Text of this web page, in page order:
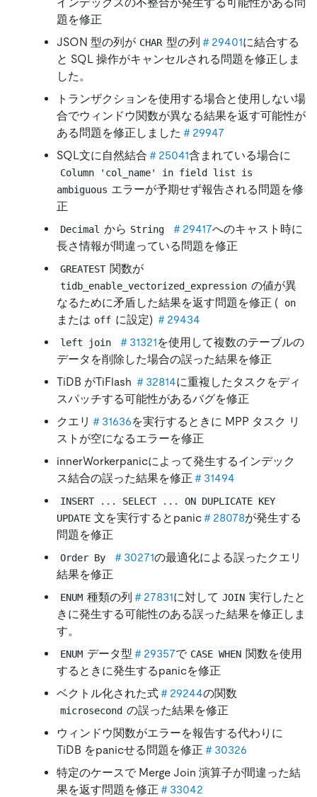
題を修正
JSON 型の列が CHAR 型の列 ＃29401に結合する
と SQL 操作がキャンセルされる問題を修正しま
した。
トランザクションを使用する場合と使用しない場
合でウィンドウ関数が異なる結果を返す可能性が
ある問題を修正しました ＃29947
SQL文に自然結合 ＃25041含まれている場合に
Column 'col_name' in field list is
ambiguous エラーが予期せず報告される問題を修
正
Decimal から String ＃29417へのキャスト時に
長さ情報が間違っている問題を修正
GREATEST 関数が
tidb_enable_vectorized_expression の値が異
なるために矛盾した結果を返す問題を修正 (
on
または off に設定) ＃29434
left join ＃31321を使用して複数のテーブルの
データを削除した場合の誤った結果を修正
TiDB がTiFlash ＃32814に重複したタスクをディ
スパッチする可能性があるバグを修正
クエリ ＃31636を実行するときに MPP タスク リ
ストが空になるエラーを修正
innerWorkerpanicによって発生するインデック
ス結合の誤った結果を修正 ＃31494
INSERT ... SELECT ... ON DUPLICATE KEY
UPDATE 文を実行するとpanic＃28078が発生する
問題を修正
Order By ＃30271の最適化による誤ったクエリ
結果を修正
ENUM 種類の列 ＃27831に対して JOIN 実行したと
きに発生する可能性のある誤った結果を修正しま
す。
ENUM データ型 ＃29357で CASE WHEN 関数を使用
するときに発生するpanicを修正
ベクトル化された式＃29244の関数
microsecond の誤った結果を修正
ウィンドウ関数がエラーを報告する代わりに
TiDB をpanicせる問題を修正 ＃30326
特定のケースで Merge Join 演算子が間違った結
果を返す問題を修正 ＃33042